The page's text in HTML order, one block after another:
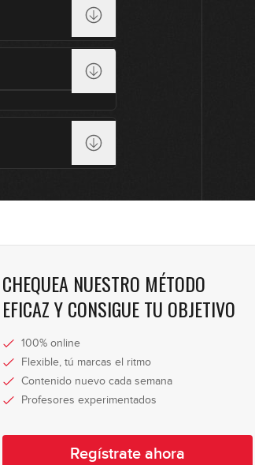
CHEQUEA NUESTRO MÉTODO
EFICAZ Y CONSIGUE TU OBJETIVO
100% online
Flexible, tú marcas el ritmo
Contenido nuevo cada semana
Profesores experimentados
Regístrate ahora